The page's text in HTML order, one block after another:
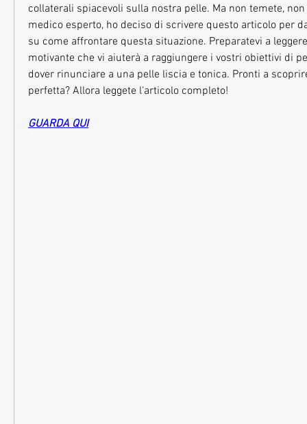
collaterali spiacevoli sulla nostra pelle. Ma non temete,
medico esperto, ho deciso di scrivere questo articolo per
su come affrontare questa situazione. Preparatevi a
motivante che vi aiuterà a raggiungere i vostri obiettivi di
dover rinunciare a una pelle liscia e tonica. Pronti a
perfetta? Allora leggete l'articolo completo!
GUARDA QUI